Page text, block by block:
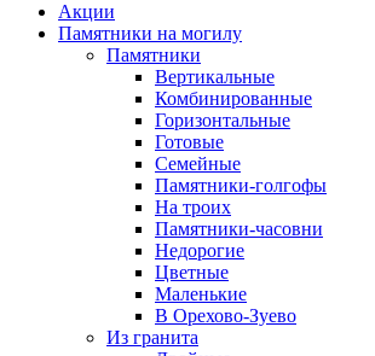
Акции
Памятники на могилу
Памятники
Вертикальные
Комбинированные
Горизонтальные
Готовые
Семейные
Памятники-голгофы
На троих
Памятники-часовни
Недорогие
Цветные
Маленькие
В Орехово-Зуево
Из гранита